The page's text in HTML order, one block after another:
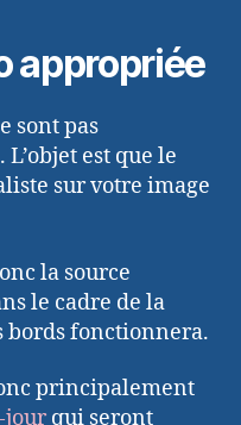
appropriée
sont pas
est que le
sur votre image
la source
le cadre de la
bords fonctionnera.
principalement
jourqui seront